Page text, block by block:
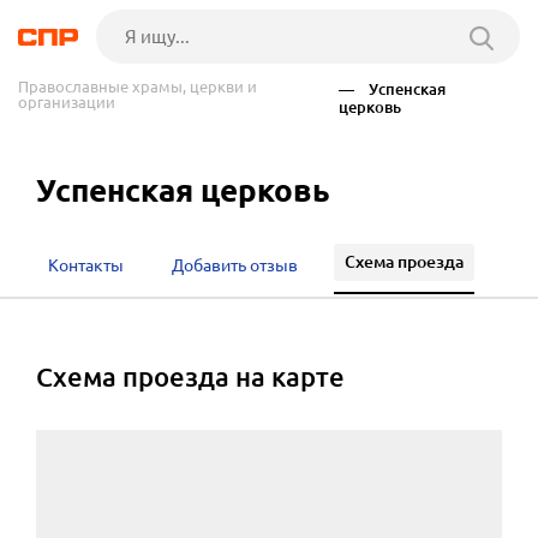
Православные храмы, церкви и
организации
— Успенская
церковь
Успенская церковь
cхема проезда на карте
Контакты Добавить отзыв Схема проезда